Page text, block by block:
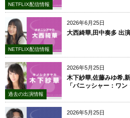
NETFLIX配信情報
2026年6月25日
NETFLIX配信情報
大西綺華,田中奏多 出
2026年5月25日
過去の出演情報
木下紗華,佐藤みゆ希,
「パニッシャー：ワン
2026年5月25日